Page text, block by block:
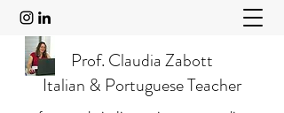
Prof. Claudia Zabott
Italian & Portuguese Teacher